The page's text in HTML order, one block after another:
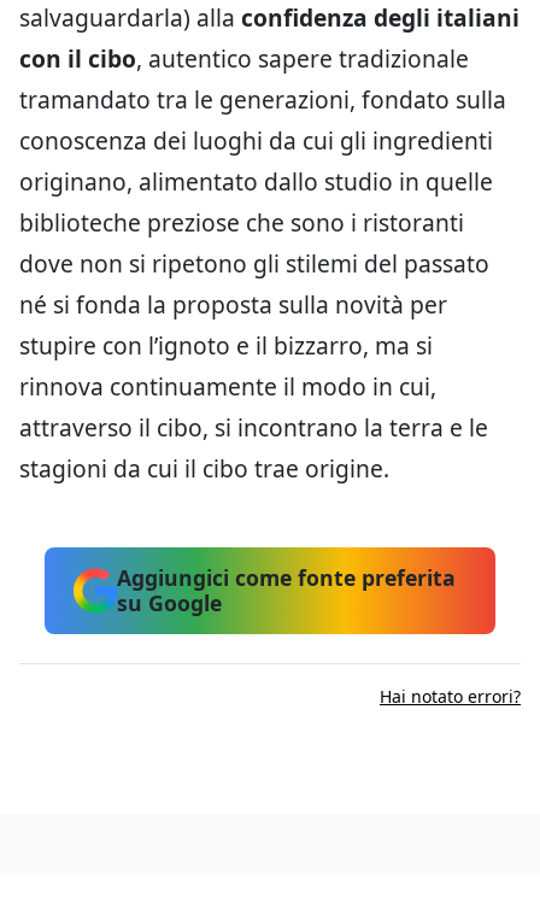
salvaguardarla) alla confidenza degli italiani
con il cibo, autentico sapere tradizionale
tramandato tra le generazioni, fondato sulla
conoscenza dei luoghi da cui gli ingredienti
originano, alimentato dallo studio in quelle
biblioteche preziose che sono i ristoranti
dove non si ripetono gli stilemi del passato
né si fonda la proposta sulla novità per
stupire con l’ignoto e il bizzarro, ma si
rinnova continuamente il modo in cui,
attraverso il cibo, si incontrano la terra e le
stagioni da cui il cibo trae origine.
Aggiungici come fonte preferita
su Google
Hai notato errori?